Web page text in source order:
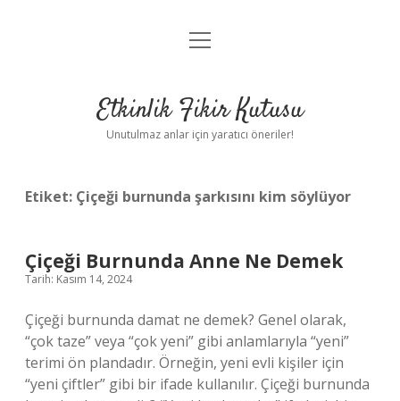
Anasayfa
Yasal Uyarı
menüyü
Etkinlik Fikir Kutusu
Unutulmaz anlar için yaratıcı öneriler!
Etiket: Çiçeği burnunda şarkısını kim söylüyor
Çiçeği Burnunda Anne Ne Demek
Tarih: Kasım 14, 2024
Çiçeği burnunda damat ne demek? Genel olarak,
“çok taze” veya “çok yeni” gibi anlamlarıyla “yeni”
terimi ön plandadır. Örneğin, yeni evli kişiler için
“yeni çiftler” gibi bir ifade kullanılır. Çiçeği burnunda